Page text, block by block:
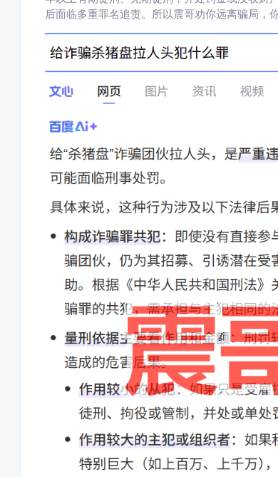
后面临多重罪名追责。所以震哥劝你远离骗局，